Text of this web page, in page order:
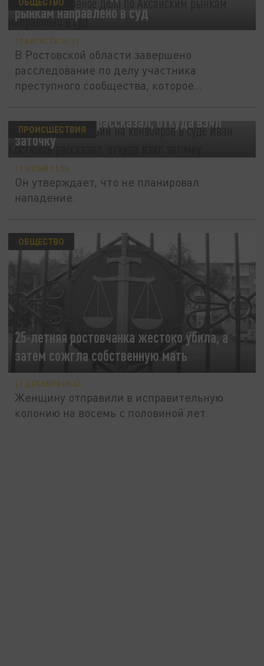
рынкам направлено в суд
12 АВГУСТА 15:31
В Ростовской области завершено
расследование по делу участника
преступного сообщества, которое
Иван Костюков рассказал, откуда взял
заточку
ПРОИСШЕСТВИЯ
11 ИЮНЯ 11:55
Он утверждает, что не планировал
нападение.
25-летняя ростовчанка жестоко убила, а
затем сожгла собственную мать
ОБЩЕСТВО
21 ДЕКАБРЯ 08:43
Женщину отправили в исправительную
колонию на восемь с половиной лет.